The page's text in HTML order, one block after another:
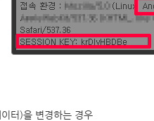
터)을 변경하는 경우